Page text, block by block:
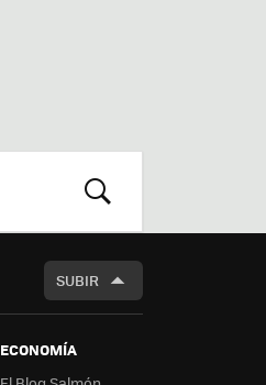
BUSCAR
SUBIR
ECONOMÍA